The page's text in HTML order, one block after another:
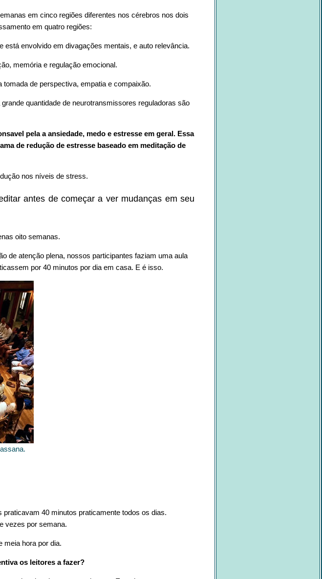
em cinco regiões diferentes nos cérebros nos dois
em quatro regiões:
está envolvido em divagações mentais, e auto relevância.
memória e regulação emocional.
de perspectiva, empatia e compaixão.
quantidade de neurotransmissores reguladoras são
pela a ansiedade, medo e estresse em geral. Essa
de redução de estresse baseado em meditação de
nos níveis de stress.
antes de começar a ver mudanças em seu
oito semanas.
de atenção plena, nossos participantes faziam uma aula
por 40 minutos por dia em casa. E é isso.
40 minutos praticamente todos os dias.
vezes por semana.
meia hora por dia.
os leitores a fazer?